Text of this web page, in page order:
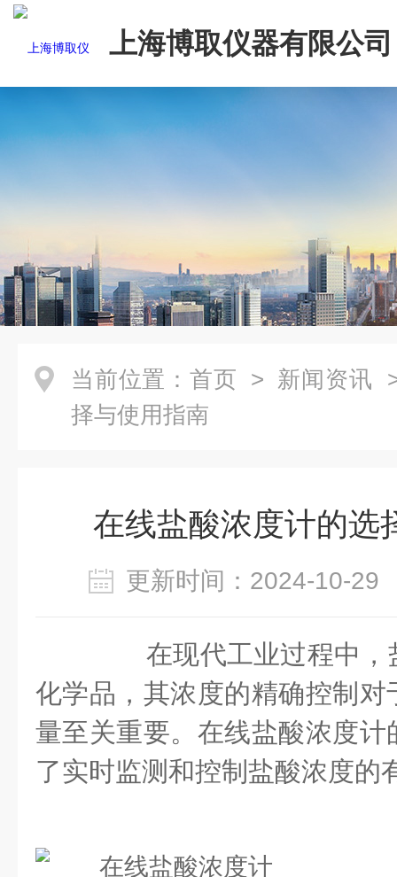
上海博取仪器有限公司
当前位置： 首页 > 新闻资讯
择与使用指南
在线盐酸浓度计的选
更新时间：2024-10-
在现代工业过程中，
化学品，其浓度的精确控制
量至关重要。在线盐酸浓度
了实时监测和控制盐酸浓度的